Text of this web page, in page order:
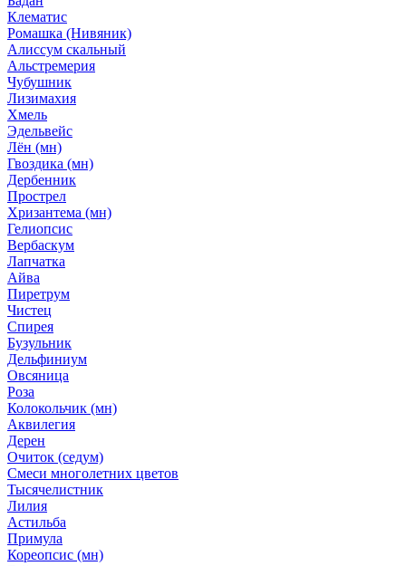
Клематис
Ромашка (Нивяник)
Алиссум скальный
Альстремерия
Чубушник
Лизимахия
Хмель
Эдельвейс
Лён (мн)
Гвоздика (мн)
Дербенник
Прострел
Хризантема (мн)
Гелиопсис
Вербаскум
Лапчатка
Айва
Пиретрум
Чистец
Спирея
Бузульник
Дельфиниум
Овсяница
Роза
Колокольчик (мн)
Аквилегия
Дерен
Очиток (седум)
Смеси многолетних цветов
Тысячелистник
Лилия
Астильба
Примула
Кореопсис (мн)